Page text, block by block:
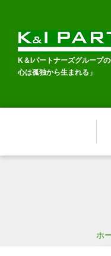
K＆Iパートナーズグループ
心は孤独から生まれる」
ホ